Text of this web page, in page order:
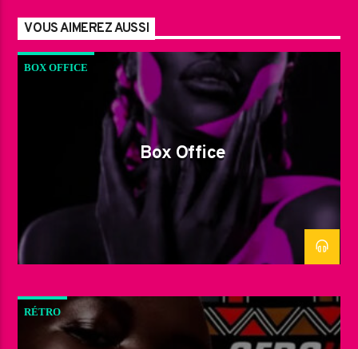
VOUS AIMEREZ AUSSI
BOX OFFICE
Box Office
RÉTRO